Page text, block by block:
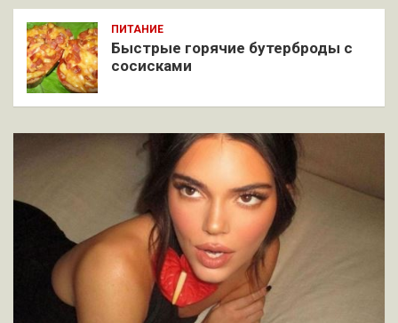
ПИТАНИЕ
Быстрые горячие бутерброды с
сосисками